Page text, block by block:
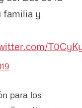
familia y
para los